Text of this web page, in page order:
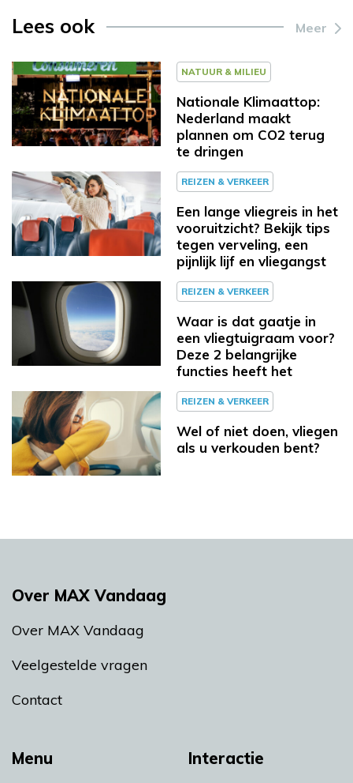
Lees ook Meer
NATUUR & MILIEU
Nationale Klimaattop:
Nederland maakt
plannen om CO2 terug
te dringen
REIZEN & VERKEER
Een lange vliegreis in het
vooruitzicht? Bekijk tips
tegen verveling, een
pijnlijk lijf en vliegangst
REIZEN & VERKEER
Waar is dat gaatje in
een vliegtuigraam voor?
Deze 2 belangrijke
functies heeft het
REIZEN & VERKEER
Wel of niet doen, vliegen
als u verkouden bent?
Menu Interactie
Over MAX Vandaag
Over MAX Vandaag
Veelgestelde vragen
Contact